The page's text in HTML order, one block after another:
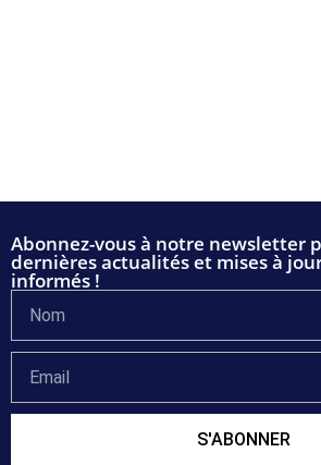
Abonnez-vous à notre newsletter
dernières actualités et mises à
informés !
S'ABONNER